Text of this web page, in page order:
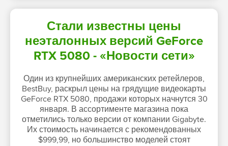
Стали известны цены
неэталонных версий GeForce
RTX 5080 - «Новости сети»
Один из крупнейших американских ретейлеров,
BestBuy, раскрыл цены на грядущие видеокарты
GeForce RTX 5080, продажи которых начнутся 30
января. В ассортименте магазина пока
отметились только версии от компании Gigabyte.
Их стоимость начинается с рекомендованных
$999,99, но большинство моделей стоят